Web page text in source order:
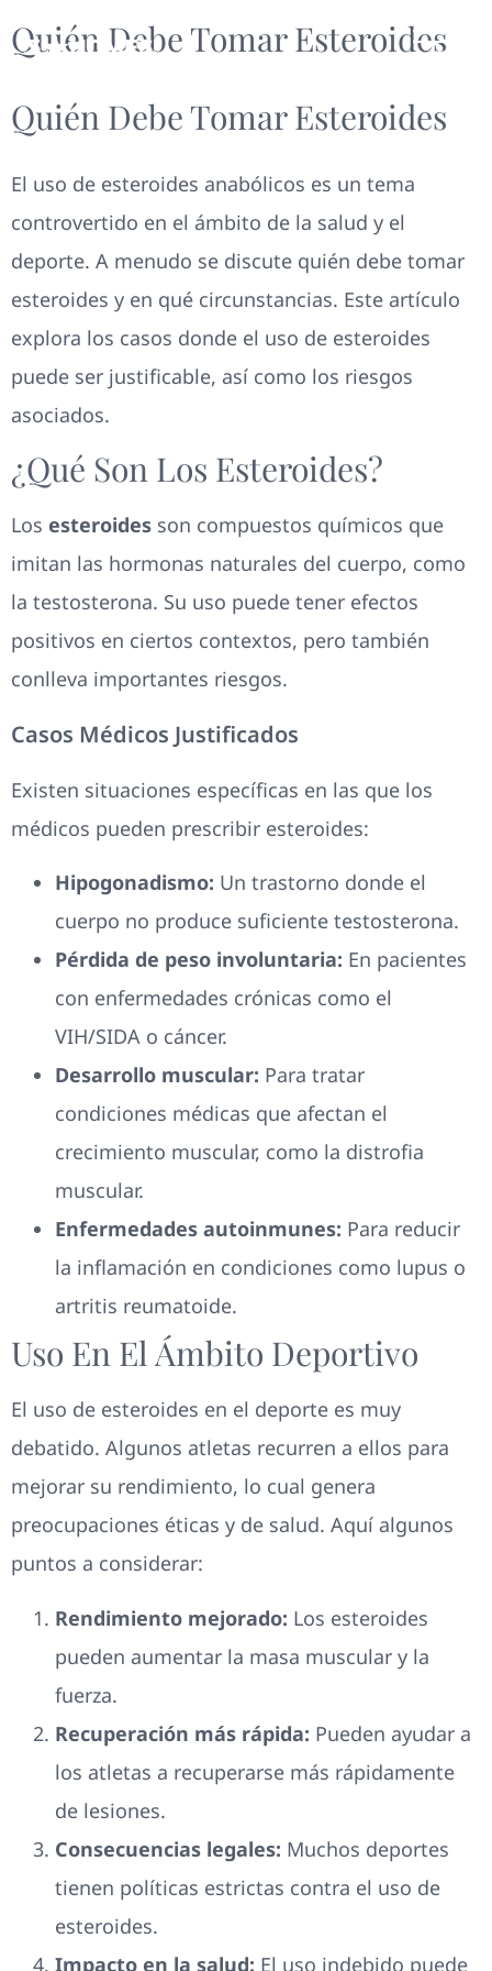
Quién Debe Tomar Esteroides
Quién Debe Tomar Esteroides
El uso de esteroides anabólicos es un tema
controvertido en el ámbito de la salud y el
deporte. A menudo se discute quién debe tomar
esteroides y en qué circunstancias. Este artículo
explora los casos donde el uso de esteroides
puede ser justificable, así como los riesgos
asociados.
¿Qué Son Los Esteroides?
Los esteroides son compuestos químicos que
imitan las hormonas naturales del cuerpo, como
la testosterona. Su uso puede tener efectos
positivos en ciertos contextos, pero también
conlleva importantes riesgos.
Casos Médicos Justificados
Existen situaciones específicas en las que los
médicos pueden prescribir esteroides:
Hipogonadismo: Un trastorno donde el
cuerpo no produce suficiente testosterona.
Pérdida de peso involuntaria: En pacientes
con enfermedades crónicas como el
VIH/SIDA o cáncer.
Desarrollo muscular: Para tratar
condiciones médicas que afectan el
crecimiento muscular, como la distrofia
muscular.
Enfermedades autoinmunes: Para reducir
la inflamación en condiciones como lupus o
artritis reumatoide.
Uso En El Ámbito Deportivo
El uso de esteroides en el deporte es muy
debatido. Algunos atletas recurren a ellos para
mejorar su rendimiento, lo cual genera
preocupaciones éticas y de salud. Aquí algunos
puntos a considerar:
Rendimiento mejorado: Los esteroides
pueden aumentar la masa muscular y la
fuerza.
Recuperación más rápida: Pueden ayudar a
los atletas a recuperarse más rápidamente
de lesiones.
Consecuencias legales: Muchos deportes
tienen políticas estrictas contra el uso de
esteroides.
Impacto en la salud: El uso indebido puede